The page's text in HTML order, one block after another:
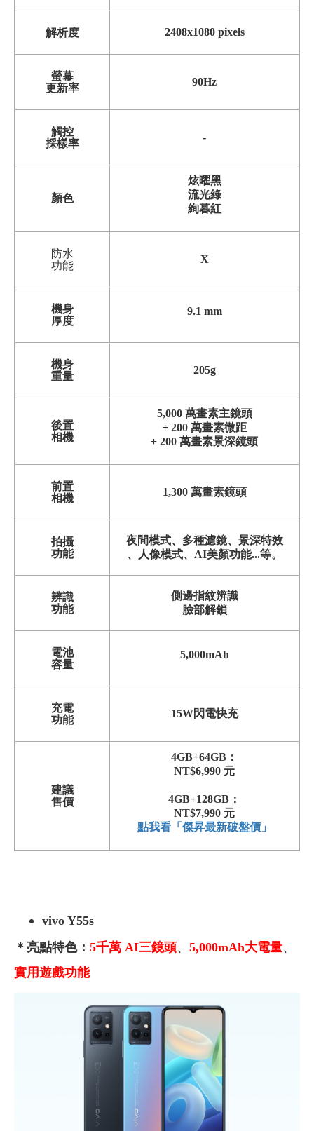
解析度 2408x1080 pixels
螢幕
更新率
90Hz
觸控
採樣率
-
顏色
炫曜黑
流光綠
絢暮紅
防水
功能
X
機身
厚度
9.1 mm
機身
重量
205g
後置
相機
5,000 萬畫素主鏡頭
+ 200 萬畫素微距
+ 200 萬畫素景深鏡頭
前置
相機
1,300 萬畫素鏡頭
拍攝
功能
夜間模式、多種濾鏡、景深特效
、人像模式、AI美顏功能...等。
辨識
功能
側邊指紋辨識
臉部解鎖
電池
容量
5,000mAh
充電
功能
15W閃電快充
建議
售價
4GB+64GB：
NT$6,990 元
4GB+128GB：
NT$7,990 元
點我看「傑昇最新破盤價」
vivo Y55s
＊亮點特色： 5千萬 AI三鏡頭、 5,000mAh大電量、
實用遊戲功能